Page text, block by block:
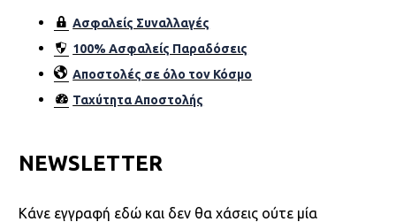
Ασφαλείς Συναλλαγές
100% Ασφαλείς Παραδόσεις
Αποστολές σε όλο τον Κόσµο
Ταχύτητα Αποστολής
NEWSLETTER
Kάνε εγγραφή εδώ και δεν θα χάσεις ούτε μία